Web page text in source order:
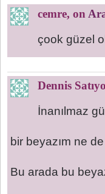
cemre, on
çook güzel
Dennis
İnanılmaz
bir beyazım ne
Bu arada bu